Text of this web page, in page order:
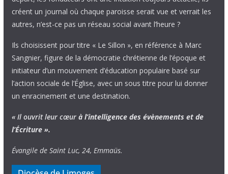
créent un journal où chaque paroisse serait vue et verrait les
autres, n’est-ce pas un réseau social avant l’heure ?
Ils choisissent pour titre « Le Sillon », en référence à Marc
Sangnier, figure de la démocratie chrétienne de l’époque et
initiateur d’un mouvement d’éducation populaire basé sur
l’action sociale de l’Église, avec un sous titre pour lui donner
un enracinement et une destination.
« Il ouvrit leur cœur à l’intelligence des évènements et de
l’Écriture ».
Évangile de Saint Luc, 24, Emmaüs.